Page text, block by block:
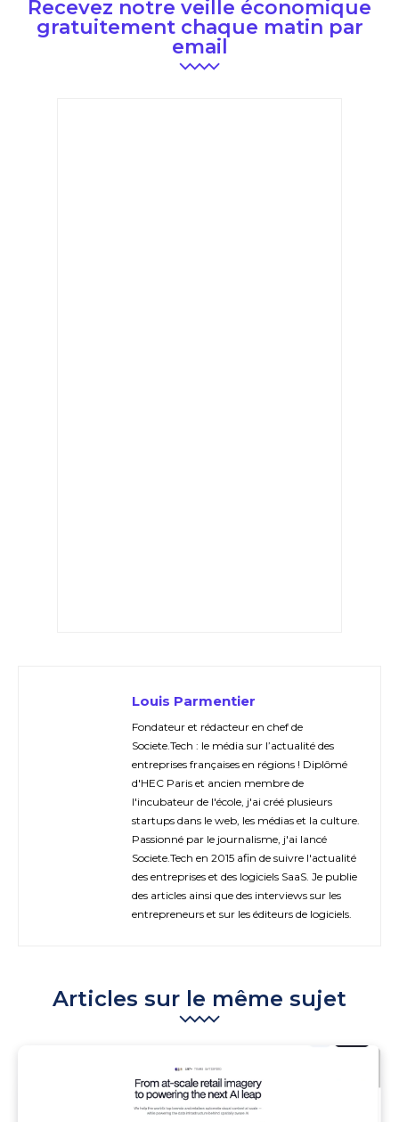
Recevez notre veille économique
gratuitement chaque matin par
email
Louis Parmentier
Fondateur et rédacteur en chef de
Societe.Tech : le média sur l’actualité des
entreprises françaises en régions ! Diplômé
d'HEC Paris et ancien membre de
l'incubateur de l'école, j'ai créé plusieurs
startups dans le web, les médias et la culture.
Passionné par le journalisme, j'ai lancé
Societe.Tech en 2015 afin de suivre l'actualité
des entreprises et des logiciels SaaS. Je publie
des articles ainsi que des interviews sur les
entrepreneurs et sur les éditeurs de logiciels.
Articles sur le même sujet